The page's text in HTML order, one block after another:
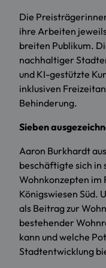
Die
ihre Arbeiten
breiten Publikum.
nachhaltiger
und KI-gestützte
inklusiven
Behinderung.
Sieben
Aaron Burkhardt
beschäftigte sich
Wohnkonzepten im
Königswiesen Süd.
als Beitrag zur
bestehender
kann und welche
Stadtentwicklung